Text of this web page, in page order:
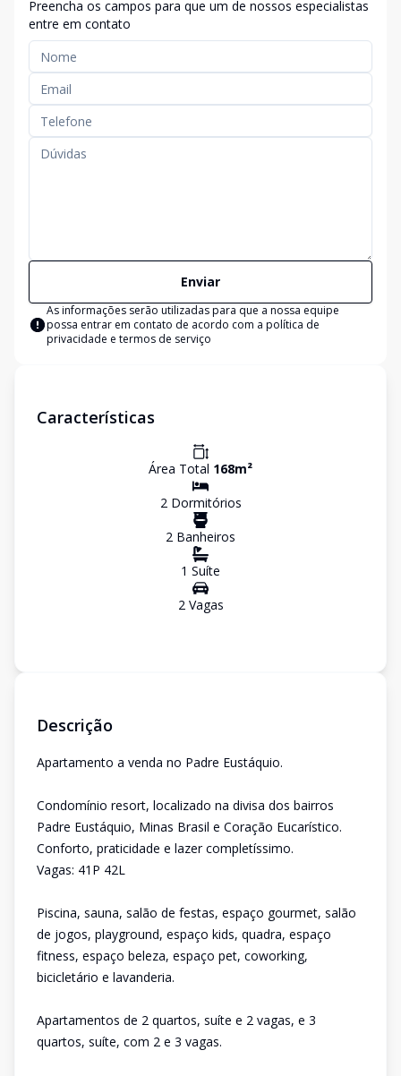
Preencha os campos para que um de nossos especialistas
entre em contato
Enviar
As informações serão utilizadas para que a nossa equipe
possa entrar em contato de acordo com a política de
privacidade e termos de serviço
Características
Área Total 168m²
2Dormitórios
2 Banheiros
1 Suíte
2Vagas
Descrição
Apartamento a venda no Padre Eustáquio.
Condomínio resort, localizado na divisa dos bairros
Padre Eustáquio, Minas Brasil e Coração Eucarístico.
Conforto, praticidade e lazer completíssimo.
Vagas: 41P 42L
Piscina, sauna, salão de festas, espaço gourmet, salão
de jogos, playground, espaço kids, quadra, espaço
fitness, espaço beleza, espaço pet, coworking,
bicicletário e lavanderia.
Apartamentos de 2 quartos, suíte e 2 vagas, e 3
quartos, suíte, com 2 e 3 vagas.